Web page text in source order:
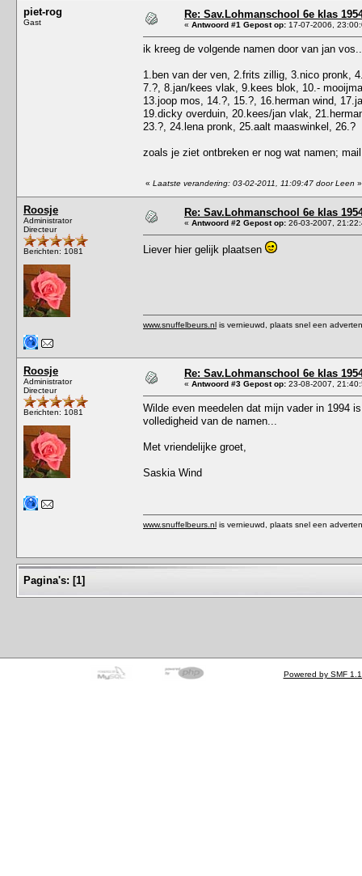
piet-rog
Gast
Re: Sav.Lohmanschool 6e klas
« Antwoord #1 Gepost op: 17-07-2006,
ik kreeg de volgende namen door van jan
1.ben van der ven, 2.frits zillig, 3.nico pronk,
7.?, 8.jan/kees vlak, 9.kees blok, 10.-
13.joop mos, 14.?, 15.?, 16.herman wind,
19.dicky overduin, 20.kees/jan vlak,
23.?, 24.lena pronk, 25.aalt maaswinkel, 26.?
zoals je ziet ontbreken er nog wat namen;
« Laatste verandering: 03-02-2011, 11:09:47 door Leen »
Roosje
Administrator
Directeur
Berichten: 1081
Re: Sav.Lohmanschool 6e klas
« Antwoord #2 Gepost op: 26-03-2007,
Liever hier gelijk plaatsen
www.snuffelbeurs.nl is vernieuwd, plaats snel een
Roosje
Administrator
Directeur
Berichten: 1081
Re: Sav.Lohmanschool 6e klas
« Antwoord #3 Gepost op: 23-08-2007,
Wilde even meedelen dat mijn vader in 1994
volledigheid van de namen...
Met vriendelijke groet,
Saskia Wind
www.snuffelbeurs.nl is vernieuwd, plaats snel een
Pagina's: [1]
Powered by SMF